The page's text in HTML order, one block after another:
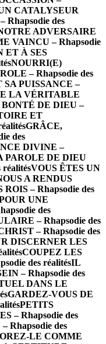
CATALYSEUR
des
ADVERSAIRE
VAINCU – Rhapsodie
ET À SES
NOURRI(E)
– Rhapsodie des
PUISSANCE –
LA VÉRITABLE
DE DIEU –
ET
GRÂCE,
des
DIVINE –
PAROLE DE DIEU
VOUS ÊTES UN
A RENDUS
– Rhapsodie des
UNE
des
– Rhapsodie des
– Rhapsodie des
DISCERNER LES
COUPEZ LES
des réalitésIL
– Rhapsodie des
DANS LE
GARDEZ-VOUS DE
PETITS
– Rhapsodie des
Rhapsodie des
LE COMME